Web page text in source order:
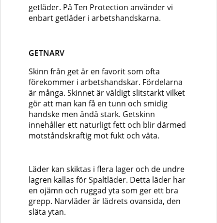
getläder. På Ten Protection använder vi
enbart getläder i arbetshandskarna.
GETNARV
Skinn från get är en favorit som ofta
förekommer i arbetshandskar. Fördelarna
är många. Skinnet är väldigt slitstarkt vilket
gör att man kan få en tunn och smidig
handske men ändå stark. Getskinn
innehåller ett naturligt fett och blir därmed
motståndskraftig mot fukt och väta.
Läder kan skiktas i flera lager och de undre
lagren kallas för Spaltläder. Detta läder har
en ojämn och ruggad yta som ger ett bra
grepp. Narvläder är lädrets ovansida, den
släta ytan.